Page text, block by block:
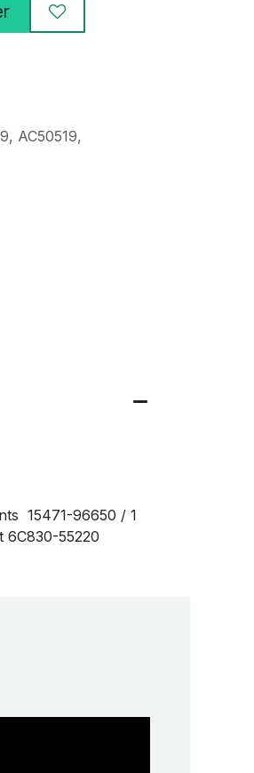
AC50519,
15471-96650 / 1
6C830-55220